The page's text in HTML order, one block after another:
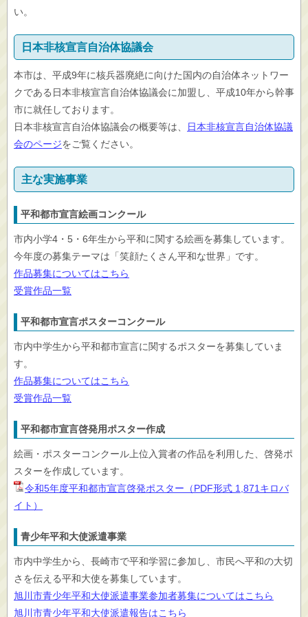
い。
日本非核宣言自治体協議会
本市は、平成9年に核兵器廃絶に向けた国内の自治体ネットワー
クである日本非核宣言自治体協議会に加盟し、平成10年から幹事
市に就任しております。
日本非核宣言自治体協議会の概要等は、
日本非核宣言自治体協議
会のページをご覧ください。
主な実施事業
平和都市宣言絵画コンクール
市内小学4・5・6年生から平和に関する絵画を募集しています。
今年度の募集テーマは「笑顔たくさん平和な世界」です。
作品募集についてはこちら
受賞作品一覧
平和都市宣言ポスターコンクール
市内中学生から平和都市宣言に関するポスターを募集していま
す。
作品募集についてはこちら
受賞作品一覧
平和都市宣言啓発用ポスター作成
絵画・ポスターコンクール上位入賞者の作品を利用した、啓発ポ
スターを作成しています。
令和5年度平和都市宣言啓発ポスター（PDF形式 1,871キロバ
イト）
青少年平和大使派遣事業
市内中学生から、長崎市で平和学習に参加し、市民へ平和の大切
さを伝える平和大使を募集しています。
旭川市青少年平和大使派遣事業参加者募集についてはこちら
旭川市青少年平和大使派遣報告はこちら